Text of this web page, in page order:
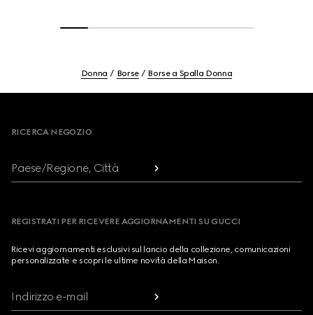
Donna Borse Borse a Spalla Donna
RICERCA NEGOZIO
Paese/Regione, Città
REGISTRATI PER RICEVERE AGGIORNAMENTI SU GUCCI
Ricevi aggiornamenti esclusivi sul lancio della collezione, comunicazioni
personalizzate e scopri le ultime novità della Maison.
Indirizzo e-mail